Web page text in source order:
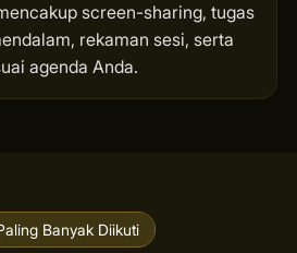
screen-sharing, tugas
rekaman sesi, serta
agenda Anda.
Banyak Diikuti